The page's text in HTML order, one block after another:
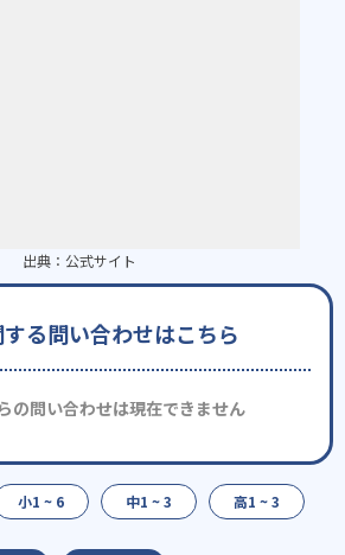
出典： 公式サイト
る問い合わせはこちら
の問い合わせは現在できません
小1 ~ 6 中1 ~ 3 高1 ~ 3